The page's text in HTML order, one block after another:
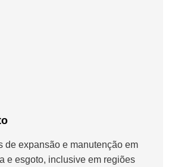
de expansão e manutenção em
e esgoto, inclusive em regiões